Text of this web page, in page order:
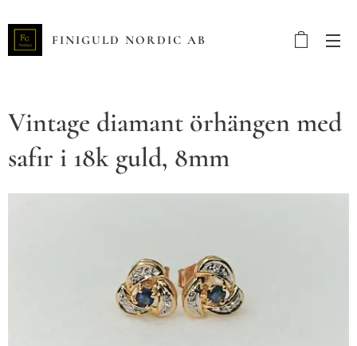
FINIGULD NORDIC AB
Vintage diamant örhängen med
safir i 18k guld, 8mm